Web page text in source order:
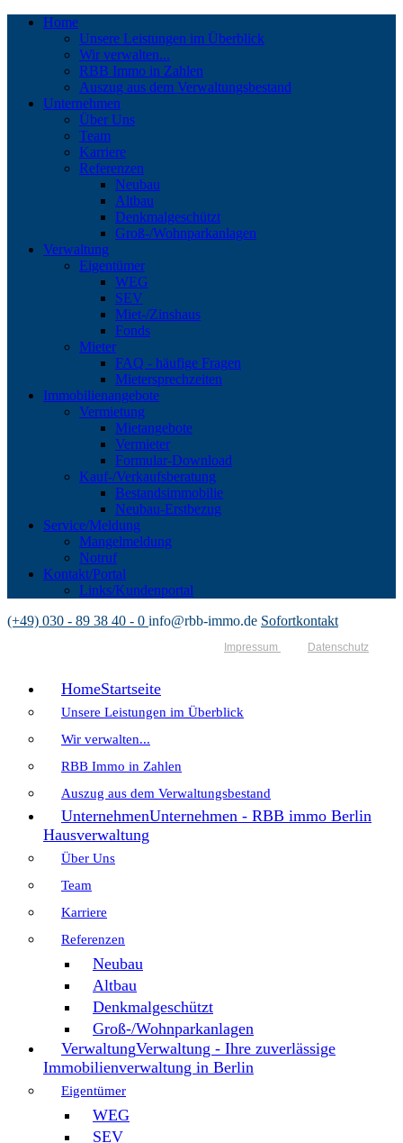
Home
Unsere Leistungen im Überblick
Wir verwalten...
RBB Immo in Zahlen
Auszug aus dem Verwaltungsbestand
Unternehmen
Über Uns
Team
Karriere
Referenzen
Neubau
Altbau
Denkmalgeschützt
Groß-/Wohnparkanlagen
Verwaltung
Eigentümer
WEG
SEV
Miet-/Zinshaus
Fonds
Mieter
FAQ - häufige Fragen
Mietersprechzeiten
Immobilienangebote
Vermietung
Mietangebote
Vermieter
Formular-Download
Kauf-/Verkaufsberatung
Bestandsimmobilie
Neubau-Erstbezug
Service/Meldung
Mangelmeldung
Notruf
Kontakt/Portal
Links/Kundenportal
(+49) 030 - 89 38 40 - 0 info@rbb-immo.de Sofortkontakt
Impressum Datenschutz
HomeStartseite
Unsere Leistungen im Überblick
Wir verwalten...
RBB Immo in Zahlen
Auszug aus dem Verwaltungsbestand
UnternehmenUnternehmen - RBB immo Berlin
Hausverwaltung
Über Uns
Team
Karriere
Referenzen
Neubau
Altbau
Denkmalgeschützt
Groß-/Wohnparkanlagen
VerwaltungVerwaltung - Ihre zuverlässige
Immobilienverwaltung in Berlin
Eigentümer
WEG
SEV